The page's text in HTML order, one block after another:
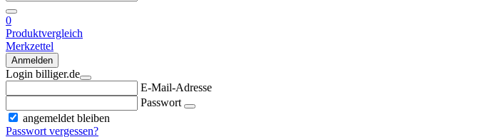
0
Produktvergleich
Merkzettel
Anmelden
Login billiger.de
E-Mail-Adresse
Passwort
angemeldet bleiben
Passwort vergessen?